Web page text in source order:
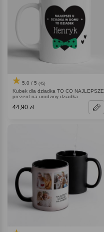
5.0 / 5 (45)
Kubek dla dziadka TO CO NAJLEPSZE
prezent na urodziny dziadka
44,90 zł